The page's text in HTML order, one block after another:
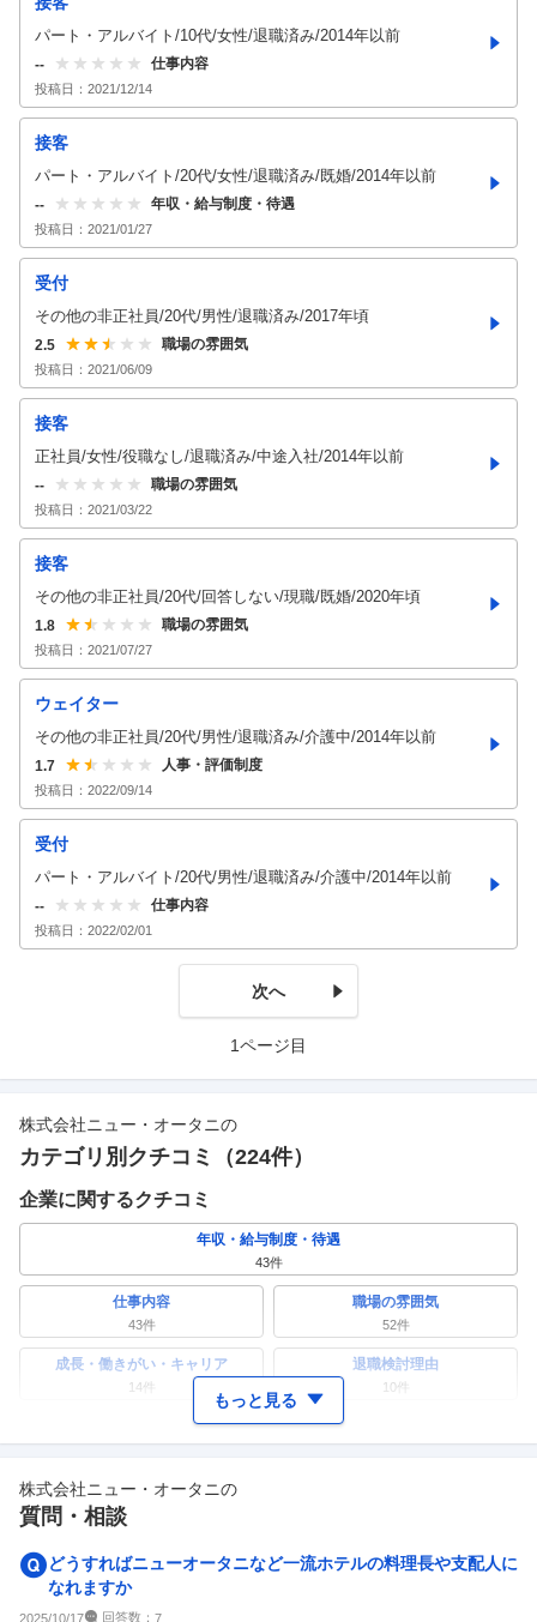
パート・アルバイト/10代/女性/退職済み/2014年以前
-- 仕事内容
投稿日： 2021/12/14
接客
パート・アルバイト/20代/女性/退職済み/既婚/2014年以前
-- 年収・給与制度・待遇
投稿日： 2021/01/27
受付
その他の非正社員/20代/男性/退職済み/2017年頃
2.5 職場の雰囲気
投稿日： 2021/06/09
接客
正社員/女性/役職なし/退職済み/中途入社/2014年以前
-- 職場の雰囲気
投稿日： 2021/03/22
接客
その他の非正社員/20代/回答しない/現職/既婚/2020年頃
1.8 職場の雰囲気
投稿日： 2021/07/27
ウェイター
その他の非正社員/20代/男性/退職済み/介護中/2014年以前
1.7 人事・評価制度
投稿日： 2022/09/14
受付
パート・アルバイト/20代/男性/退職済み/介護中/2014年以前
-- 仕事内容
投稿日： 2022/02/01
次へ
1ページ目
株式会社ニュー・オータニの
カテゴリ別クチコミ（224件）
企業に関するクチコミ
年収・給与制度・待遇
43件
仕事内容
43件
職場の雰囲気
52件
成長・働きがい・キャリア
14件
退職検討理由
10件
ワークライフバランス 女性の活躍・働きやすさ
副業
人事・評価制度
9件
入社理由・入社後ギャップ
6 件
企業の選考に関するクチコミ
もっと見る
株式会社ニュー・オータニの
質問・相談
どうすればニューオータニなど一流ホテルの料理長や支配人に
なれますか
2025/10/17 回答数： 7